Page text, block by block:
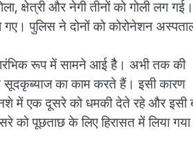
क्षेत्री और नेगी तीनों को गोली लग गई।
गए। पुलिस ने दोनों को कोरोनेशन
रूप में सामने आई हैै। अभी तक की
सूदकृब्याज का काम करते हैं। इसी कारण
में एक दूसरे को धमकी देते रहे और इसी
को पूछताछ के लिए हिरासत में लिया गया